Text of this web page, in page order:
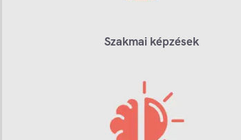
Szakmai képzések